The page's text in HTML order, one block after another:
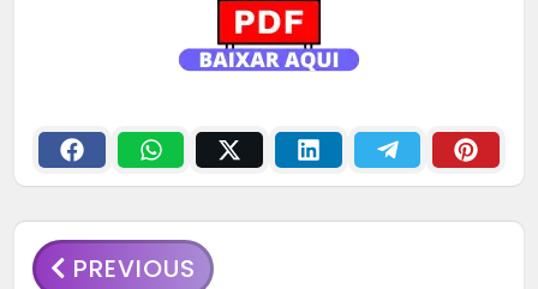
PREVIOUS